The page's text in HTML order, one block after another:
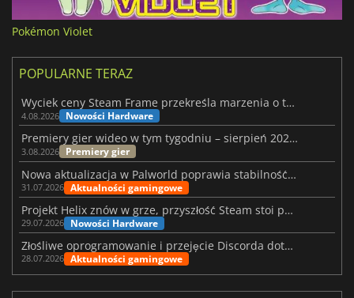
Pokémon Violet
POPULARNE TERAZ
Wyciek ceny Steam Frame przekreśla marzenia o tanim zestawie VR
4.08.2026 Nowości Hardware
Premiery gier wideo w tym tygodniu – sierpień 2026 r. (32. tydzień)
3.08.2026 Premiery gier
Nowa aktualizacja w Palworld poprawia stabilność Sunreach i walk z bossami
31.07.2026 Aktualności gamingowe
Projekt Helix znów w grze, przyszłość Steam stoi pod znakiem zapytania
29.07.2026 Nowości Hardware
Złośliwe oprogramowanie i przejęcie Discorda dotknęły Meccha Chameleon
28.07.2026 Aktualności gamingowe